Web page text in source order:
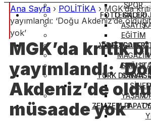
SPOR
ASAYİŞ
EĞİTİM
MAGAZİN
SAĞLIK
SANAT
YAŞAM
FOTO GALERİ
VİDEO GALERİ
TÜRK DÜNYASI
ZEMZEM
Ana Sayfa › POLİTİKA › MGK’da
yayımlandı: ‘Doğu Akdeniz’de
yok’
MGK’da kritik
yayımlandı:
Akdeniz’de
müsaade yok’